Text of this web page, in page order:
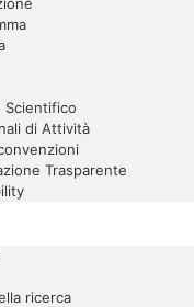
Scientifico
di Attività
Trasparente
ricerca